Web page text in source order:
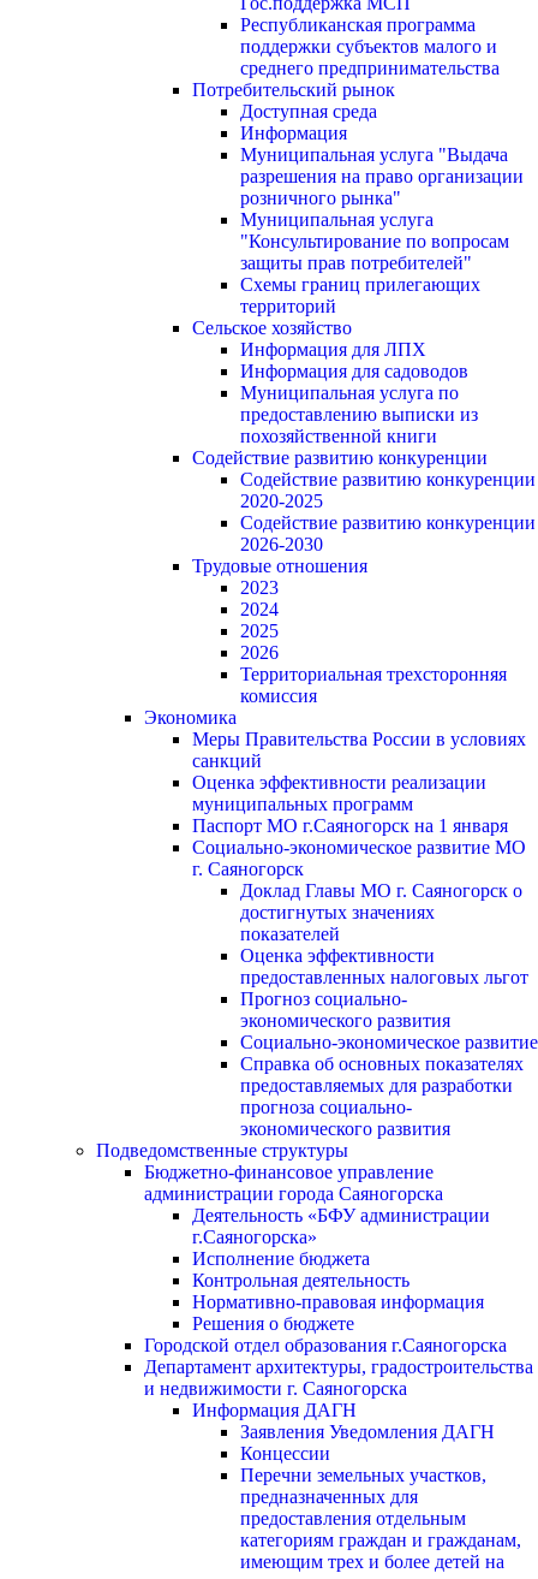
Республиканская программа
поддержки субъектов малого и
среднего предпринимательства
Потребительский рынок
Доступная среда
Информация
Муниципальная услуга "Выдача
разрешения на право организации
розничного рынка"
Муниципальная услуга
"Консультирование по вопросам
защиты прав потребителей"
Схемы границ прилегающих
территорий
Сельское хозяйство
Информация для ЛПХ
Информация для садоводов
Муниципальная услуга по
предоставлению выписки из
похозяйственной книги
Содействие развитию конкуренции
Содействие развитию конкуренции
2020-2025
Содействие развитию конкуренции
2026-2030
Трудовые отношения
2023
2024
2025
2026
Территориальная трехсторонняя
комиссия
Экономика
Меры Правительства России в условиях
санкций
Оценка эффективности реализации
муниципальных программ
Паспорт МО г.Саяногорск на 1 января
Социально-экономическое развитие МО
г. Саяногорск
Доклад Главы МО г. Саяногорск о
достигнутых значениях
показателей
Оценка эффективности
предоставленных налоговых льгот
Прогноз социально-
экономического развития
Социально-экономическое развитие
Справка об основных показателях
предоставляемых для разработки
прогноза социально-
экономического развития
Подведомственные структуры
Бюджетно-финансовое управление
администрации города Саяногорска
Деятельность «БФУ администрации
г.Саяногорска»
Исполнение бюджета
Контрольная деятельность
Нормативно-правовая информация
Решения о бюджете
Городской отдел образования г.Саяногорска
Департамент архитектуры, градостроительства
и недвижимости г. Саяногорска
Информация ДАГН
Заявления Уведомления ДАГН
Концессии
Перечни земельных участков,
предназначенных для
предоставления отдельным
категориям граждан и гражданам,
имеющим трех и более детей на